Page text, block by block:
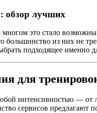
обзор лучших
это стало
большинство из них не
подходящее именно
для
интенсивностью —
сервисов